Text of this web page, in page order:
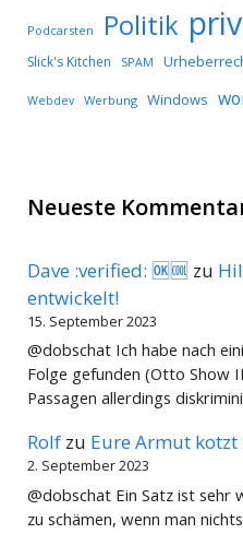
Podcarsten Politik
Slick's Kitchen SPAM
Webdev Werbung Windows
Neueste
Dave :verified: 🆗🆒 zu
entwickelt!
15. September 2023
@dobschat Ich habe nach
Folge gefunden (Otto Show
Passagen allerdings
Rolf zu Eure Armut kotzt
2. September 2023
@dobschat Ein Satz ist sehr
zu schämen, wenn man